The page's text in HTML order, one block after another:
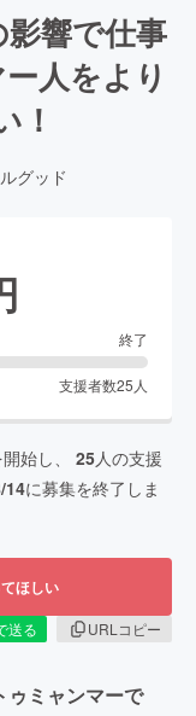
響で仕事
人をより
！
グッド
終了
支援者数25 人
始し、 25人の支援
14に募集を終了しま
ほしい
送る
URLコピー
ゥミャンマーで